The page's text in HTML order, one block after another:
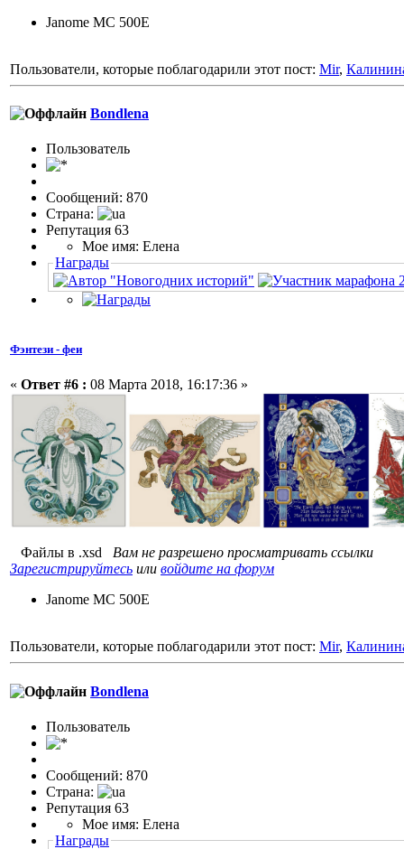
Janome MC 500E
Пользователи, которые поблагодарили этот пост: Mir,
Bondlena
Пользовaтeль
Сообщений: 870
Страна:
Репутация 63
Мое имя: Елена
Награды
Фэнтези - феи
« Ответ #6 : 08 Марта 2018, 16:17:36 »
Файлы в .xsd Вам не разрешено просматривать ссылки
Зарегистрируйтесь или войдите на форум
Janome MC 500E
Пользователи, которые поблагодарили этот пост: Mir,
Bondlena
Пользовaтeль
Сообщений: 870
Страна:
Репутация 63
Мое имя: Елена
Награды